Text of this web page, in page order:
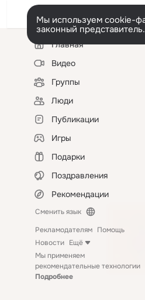
Мы используем cookie-
законный представитель.
Левая
колонкаГлавная
Видео
Группы
Люди
Публикации
Игры
Подарки
Поздравления
Рекомендации
Сменить язык
Рекламодателям Помощь
Новости Ещё
Мы применяем
рекомендательные технологии
Подробнее